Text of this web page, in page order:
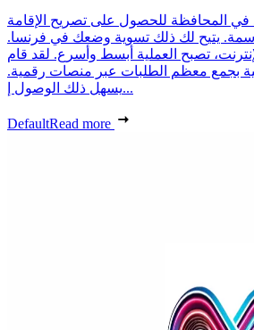
المحافظة للحصول على تصريح الإقامة
يتيح لك ذلك تسوية وضعك في فرنسا.
تصبح العملية أبسط وأسرع. لقد قام
بجمع معظم الطلبات عبر منصات رقمية.
يسهل ذلك الوصول إ...
DefaultRead more